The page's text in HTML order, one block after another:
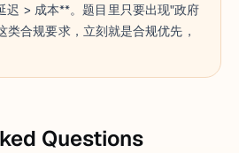
迟 > 成本**。题目里只要出现"政府
类合规要求，立刻就是合规优先，
Questions